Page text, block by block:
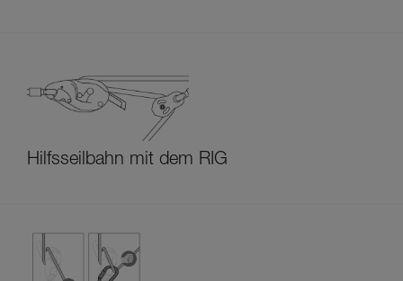
Hilfsseilbahn mit dem RIG